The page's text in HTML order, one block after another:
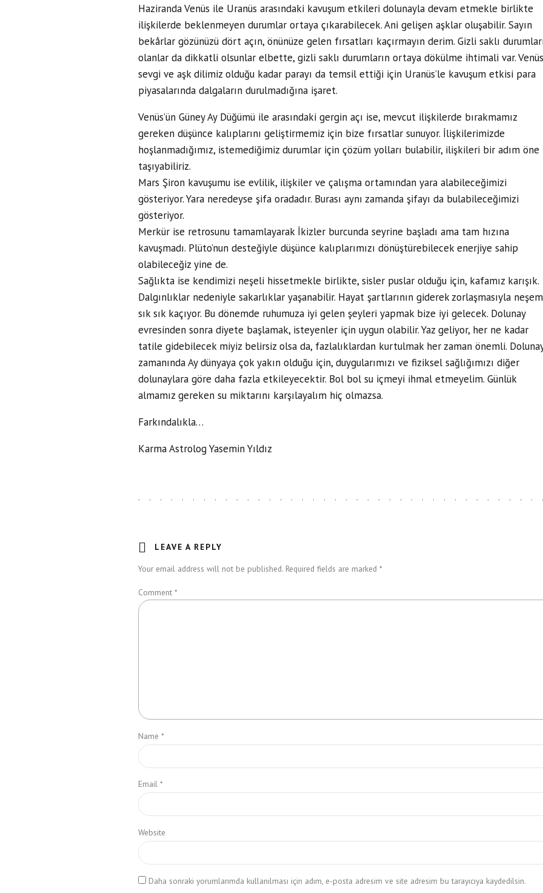
Haziranda Venüs ile Uranüs arasındaki kavuşum etkileri dolunayla devam etmekle birlikte
ilişkilerde beklenmeyen durumlar ortaya çıkarabilecek. Ani gelişen aşklar oluşabilir. Sayın
bekârlar gözünüzü dört açın, önünüze gelen fırsatları kaçırmayın derim. Gizli saklı
olanlar da dikkatli olsunlar elbette, gizli saklı durumların ortaya dökülme ihtimali var. Venüs
sevgi ve aşk dilimiz olduğu kadar parayı da temsil ettiği için Uranüs’le kavuşum etkisi para
piyasalarında dalgaların durulmadığına işaret.
Venüs’ün Güney Ay Düğümü ile arasındaki gergin açı ise, mevcut ilişkilerde bırakmamız
gereken düşünce kalıplarını geliştirmemiz için bize fırsatlar sunuyor. İlişkilerimizde
hoşlanmadığımız, istemediğimiz durumlar için çözüm yolları bulabilir, ilişkileri bir adım öne
taşıyabiliriz.
Mars Şiron kavuşumu ise evlilik, ilişkiler ve çalışma ortamından yara alabileceğimizi
gösteriyor. Yara neredeyse şifa oradadır. Burası aynı zamanda şifayı da bulabileceğimizi
gösteriyor.
Merkür ise retrosunu tamamlayarak İkizler burcunda seyrine başladı ama tam hızına
kavuşmadı. Plüto’nun desteğiyle düşünce kalıplarımızı dönüştürebilecek enerjiye sahip
olabileceğiz yine de.
Sağlıkta ise kendimizi neşeli hissetmekle birlikte, sisler puslar olduğu için, kafamız karışık.
Dalgınlıklar nedeniyle sakarlıklar yaşanabilir. Hayat şartlarının giderek zorlaşmasıyla
sık sık kaçıyor. Bu dönemde ruhumuza iyi gelen şeyleri yapmak bize iyi gelecek. Dolunay
evresinden sonra diyete başlamak, isteyenler için uygun olabilir. Yaz geliyor, her ne kadar
tatile gidebilecek miyiz belirsiz olsa da, fazlalıklardan kurtulmak her zaman önemli.
zamanında Ay dünyaya çok yakın olduğu için, duygularımızı ve fiziksel sağlığımızı diğer
dolunaylara göre daha fazla etkileyecektir. Bol bol su içmeyi ihmal etmeyelim. Günlük
almamız gereken su miktarını karşılayalım hiç olmazsa.
Farkındalıkla…
Karma Astrolog Yasemin Yıldız
LEAVE A REPLY
Your email address will not be published. Required fields are marked *
Comment *
Name *
Email *
Website
Daha sonraki yorumlarımda kullanılması için adım, e-posta adresim ve site adresim bu tarayıcıya kaydedilsin.